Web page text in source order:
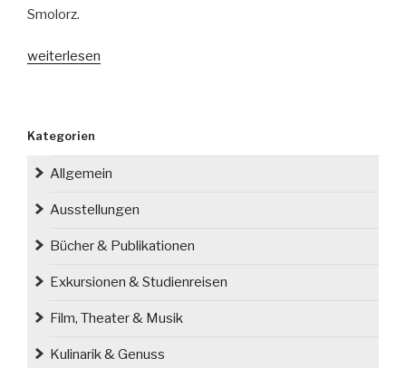
Smolorz.
„Vor
in
Schlesien
weiterlesen
Kategorien
Allgemein
Ausstellungen
Bücher & Publikationen
Exkursionen & Studienreisen
Film, Theater & Musik
Kulinarik & Genuss